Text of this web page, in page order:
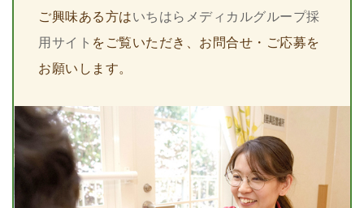
ご興味ある方はいちはらメディカルグループ採
用サイト をご覧いただき、お問合せ・ご応募を
お願いします。